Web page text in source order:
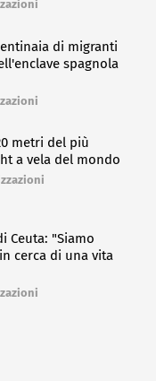
di migranti
spagnola
metri del più
a vela del mondo
Ceuta: "Siamo
cerca di una vita